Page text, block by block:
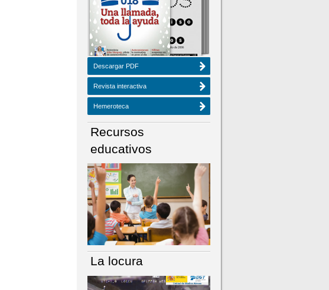
Descargar PDF
Revista interactiva
Hemeroteca
Recursos
educativos
La locura